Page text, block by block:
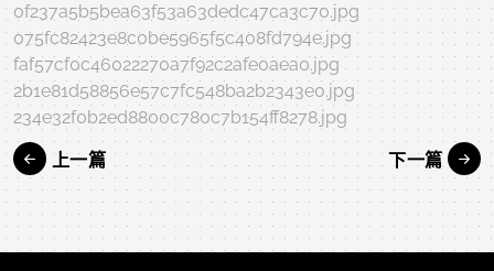
0f237a5b5bea63f53a63dedc47ca3c70.jpg
075fc82423e8c0be5965f5c408fd794e.jpg
faf57cf0c46022270a7f92c2afe0aea0.jpg
2b1e81d58856e57c7fc548ba2b2343e0.jpg
234e32f0b2ed8800c780c7b154ff8278.jpg
上一篇 下一篇